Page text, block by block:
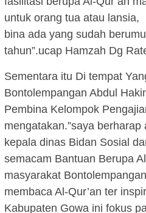
untuk orang tua atau lansia,
bina ada yang sudah
tahun”.ucap Hamzah Dg
Sementara itu Di tempat
Bontolempangan Abdul
Pembina Kelompok
mengatakan.”saya
kepala dinas Bidan Sosial
semacam Bantuan Berupa
masyarakat
membaca Al-Qur’an ter
Kabupaten Gowa ini fokus